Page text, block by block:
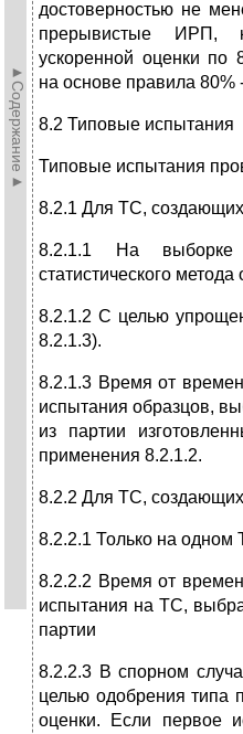
►Содержание►
достоверностью не
прерывистые ИРП,
ускоренной оценки по
на основе правила 80%
8.2 Типовые испытания
Типовые испытания
8.2.1 Для ТС,
8.2.1.1 На выборке
статистического
8.2.1.2 С целью
8.2.1.3).
8.2.1.3 Время от
испытания образцов,
из партии
применения 8.2.1.2.
8.2.2 Для ТС,
8.2.2.1 Только на одном
8.2.2.2 Время от
испытания на ТС,
партии
8.2.2.3 В спорном
целью одобрения типа
оценки. Если первое